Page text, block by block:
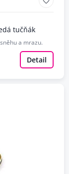
tučňák
a mrazu.
Detail